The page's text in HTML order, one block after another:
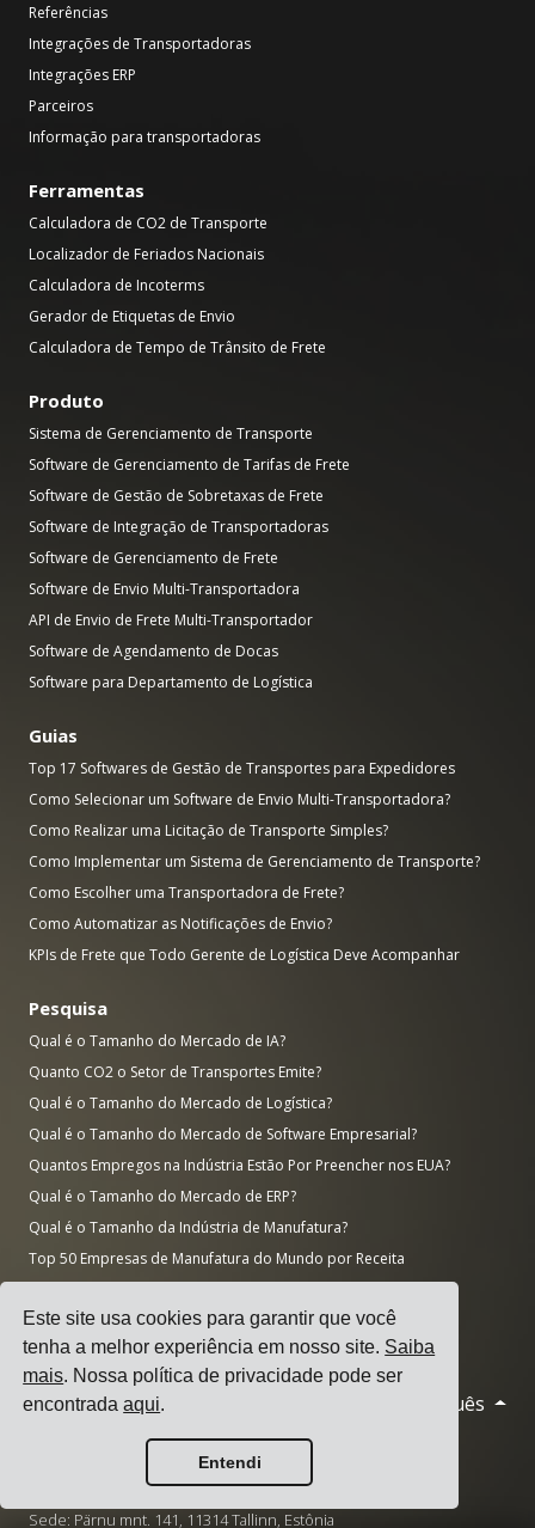
Este site usa cookies para garantir que você
tenha a melhor experiência em nosso site. Saiba
mais. Nossa política de privacidade pode ser
encontradaaqui.
Entendi
Referências
Integrações de Transportadoras
Integrações ERP
Parceiros
Informação para transportadoras
Ferramentas
Calculadora de CO2 de Transporte
Localizador de Feriados Nacionais
Calculadora de Incoterms
Gerador de Etiquetas de Envio
Calculadora de Tempo de Trânsito de Frete
Produto
Sistema de Gerenciamento de Transporte
Software de Gerenciamento de Tarifas de Frete
Software de Gestão de Sobretaxas de Frete
Software de Integração de Transportadoras
Software de Gerenciamento de Frete
Software de Envio Multi-Transportadora
API de Envio de Frete Multi-Transportador
Software de Agendamento de Docas
Software para Departamento de Logística
Guias
Top 17 Softwares de Gestão de Transportes para Expedidores
Como Selecionar um Software de Envio Multi-Transportadora?
Como Realizar uma Licitação de Transporte Simples?
Como Implementar um Sistema de Gerenciamento de Transporte?
Como Escolher uma Transportadora de Frete?
Como Automatizar as Notificações de Envio?
KPIs de Frete que Todo Gerente de Logística Deve Acompanhar
Pesquisa
Qual é o Tamanho do Mercado de IA?
Quanto CO2 o Setor de Transportes Emite?
Qual é o Tamanho do Mercado de Logística?
Qual é o Tamanho do Mercado de Software Empresarial?
Quantos Empregos na Indústria Estão Por Preencher nos EUA?
Qual é o Tamanho do Mercado de ERP?
Qual é o Tamanho da Indústria de Manufatura?
Top 50 Empresas de Manufatura do Mundo por Receita
Número de Data Centers por País (Novembro 2025)
© 2026 Cargoson.com Português
Registrado como Cargoson OÜ na Estônia.
Reg No: 14545832. VAT: EE102137680.
Sede: Pärnu mnt. 141, 11314 Tallinn, Estônia